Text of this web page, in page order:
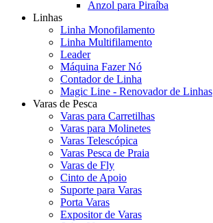
Anzol para Piraíba
Linhas
Linha Monofilamento
Linha Multifilamento
Leader
Máquina Fazer Nó
Contador de Linha
Magic Line - Renovador de Linhas
Varas de Pesca
Varas para Carretilhas
Varas para Molinetes
Varas Telescópica
Varas Pesca de Praia
Varas de Fly
Cinto de Apoio
Suporte para Varas
Porta Varas
Expositor de Varas